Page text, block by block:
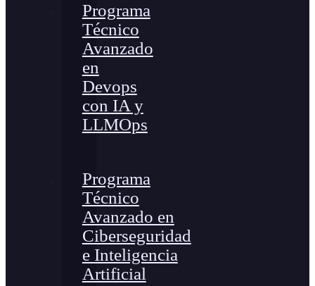
Programa
Técnico
Avanzado
en
Devops
con IA y
LLMOps
Programa
Técnico
Avanzado en
Ciberseguridad
e Inteligencia
Artificial